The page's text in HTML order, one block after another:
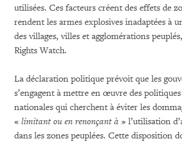
utilisées. Ces facteurs créent des effets de
rendent les armes explosives inadaptées à
des villages, villes et agglomérations
Rights Watch.
La déclaration politique prévoit que les
s’engagent à mettre en œuvre des
nationales qui cherchent à éviter les
« limitant ou en renonçant à » l’utilisation
dans les zones peuplées. Cette disposition